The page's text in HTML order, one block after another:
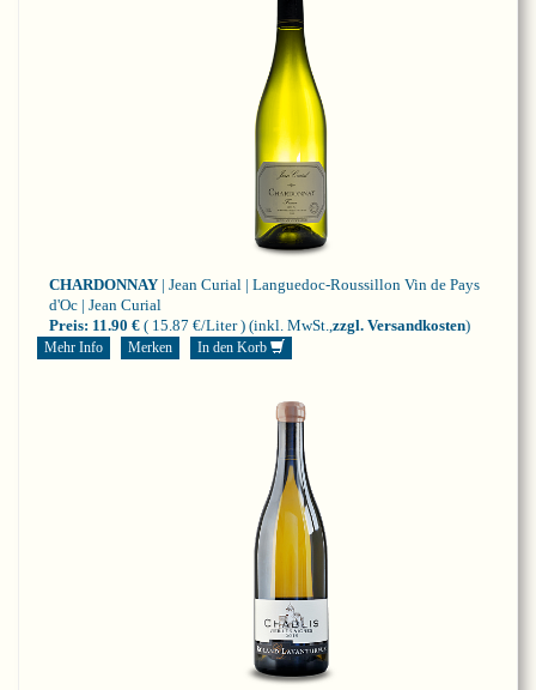
CHARDONNAY | Jean Curial | Languedoc-Roussillon Vin de Pays
d'Oc | Jean Curial
Preis: 11.90 € ( 15.87 €/Liter ) (inkl. MwSt., zzgl. Versandkosten)
Mehr Info Merken In den Korb